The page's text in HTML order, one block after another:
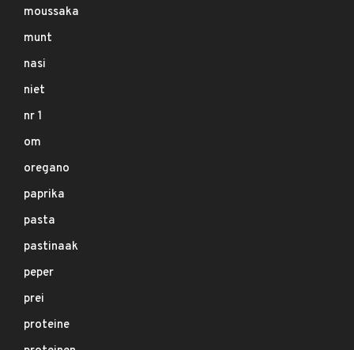
moussaka
munt
nasi
niet
nr 1
om
oregano
paprika
pasta
pastinaak
peper
prei
proteine